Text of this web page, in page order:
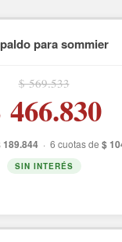
para sommier
$ 569.533
466.830
189.844 · 6 cuotas de $
SIN INTERÉS